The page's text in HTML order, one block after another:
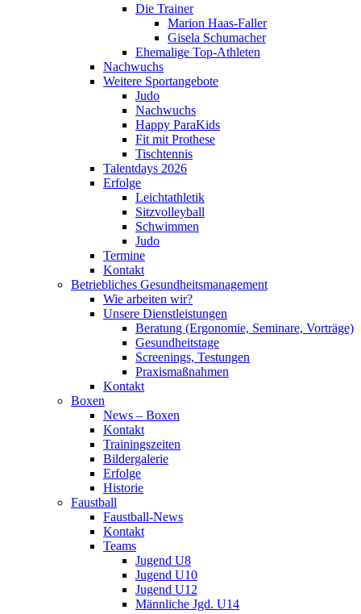
Die Trainer
Marion Haas-Faller
Gisela Schumacher
Ehemalige Top-Athleten
Nachwuchs
Weitere Sportangebote
Judo
Nachwuchs
Happy ParaKids
Fit mit Prothese
Tischtennis
Talentdays 2026
Erfolge
Leichtathletik
Sitzvolleyball
Schwimmen
Judo
Termine
Kontakt
Betriebliches Gesundheits­management
Wie arbeiten wir?
Unsere Dienstleistungen
Beratung (Ergonomie, Seminare, Vorträge)
Gesundheitstage
Screenings, Testungen
Praxismaßnahmen
Kontakt
Boxen
News – Boxen
Kontakt
Trainingszeiten
Bildergalerie
Erfolge
Historie
Faustball
Faustball-News
Kontakt
Teams
Jugend U8
Jugend U10
Jugend U12
Männliche Jgd. U14